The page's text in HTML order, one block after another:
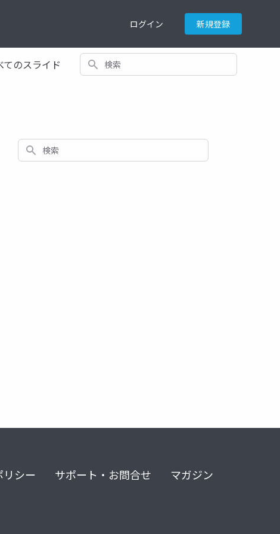
ログイン 新規登録
てのスライド 検索
検索
リシー サポート・お問合せ マガジン